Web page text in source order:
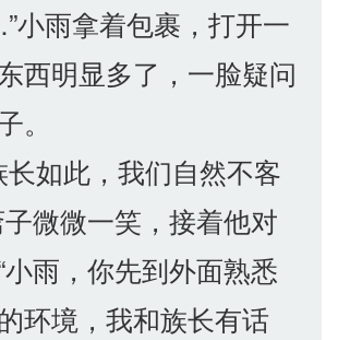
雨拿着包裹，打开一
西明显多了，一脸疑问
。
如此，我们自然不客
微微一笑，接着他对
雨，你先到外面熟悉
环境，我和族长有话